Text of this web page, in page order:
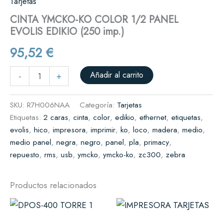
CINTA YMCKO-KO COLOR 1/2 PANEL
EVOLIS EDIKIO (250 imp.)
95,52 €
- + Añadir al carrito
SKU: R7H006NAA Categoría: Tarjetas
Etiquetas: 2 caras, cinta, color, edikio, ethernet, etiquetas,
evolis, hico, impresora, imprimir, ko, loco, madera, medio,
medio panel, negra, negro, panel, pla, primacy,
repuesto, rms, usb, ymcko, ymcko-ko, zc300, zebra
Productos relacionados